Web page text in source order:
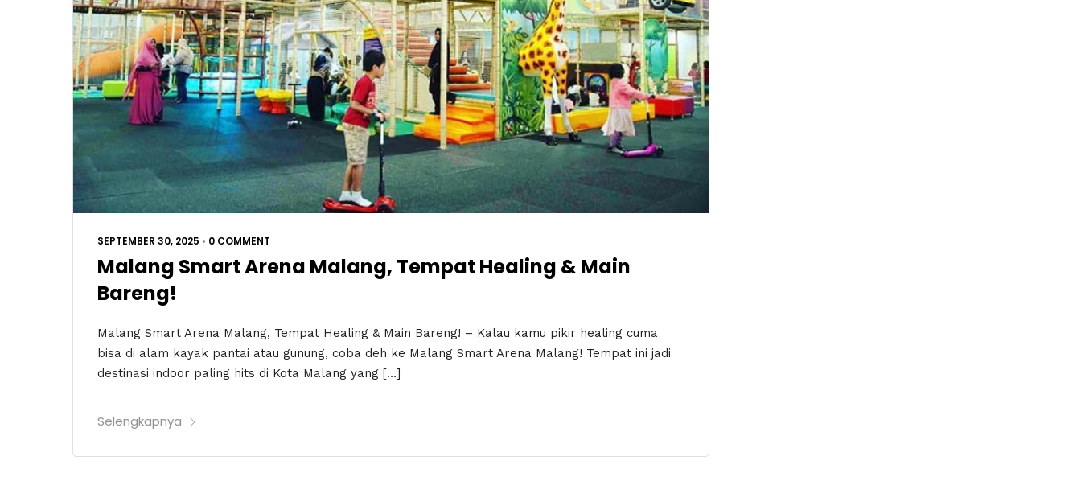
SEPTEMBER 30, 2025 • 0 COMMENT
Malang Smart Arena Malang, Tempat Healing & Main
Bareng!
Malang Smart Arena Malang, Tempat Healing & Main Bareng! – Kalau kamu pikir healing cuma
bisa di alam kayak pantai atau gunung, coba deh ke Malang Smart Arena Malang! Tempat ini jadi
destinasi indoor paling hits di Kota Malang yang […]
Selengkapnya